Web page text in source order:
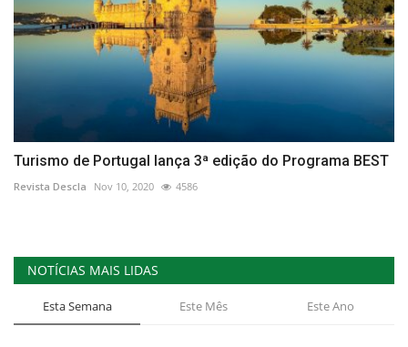
Turismo de Portugal lança 3ª edição do Programa BEST
Revista Descla Nov 10, 2020 4586
NOTÍCIAS MAIS LIDAS
Esta Semana Este Mês Este Ano